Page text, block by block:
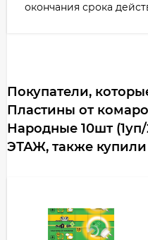
окончания срока
Покупатели,
Пластины от
Народные 10шт (1уп/
ЭТАЖ, также купили